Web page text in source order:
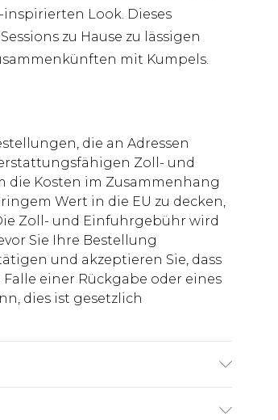
Look. Dieses
zu Hause zu lässigen
mit Kumpels.
die an Adressen
Zoll- und
die Kosten im Zusammenhang
Wert in die EU zu decken,
Zoll- und Einfuhrgebühr wird
Sie Ihre Bestellung
und akzeptieren Sie, dass
einer Rückgabe oder eines
dies ist gesetzlich